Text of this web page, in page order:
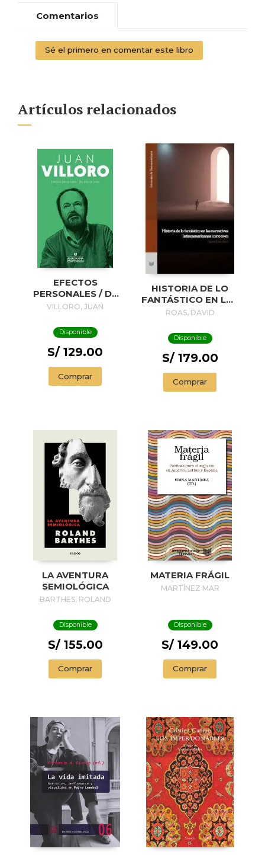
Comentarios
Sé el primero en comentar este libro
Artículos relacionados
EFECTOS
PERSONALES / DE
ESO SE TRATA
VILLORO, JUAN
Disponible
S/ 129.00
Comprar
HISTORIA DE LO
FANTÁSTICO EN LAS
NARRATIVAS
I (1830-1940)
ROAS, DAVID
Disponible
S/ 179.00
Comprar
LA AVENTURA
SEMIOLÓGICA
BARTHES, ROLAND
Disponible
S/ 155.00
Comprar
MATERIA FRÁGIL
MARTÍNEZ MAR
Disponible
S/ 149.00
Comprar